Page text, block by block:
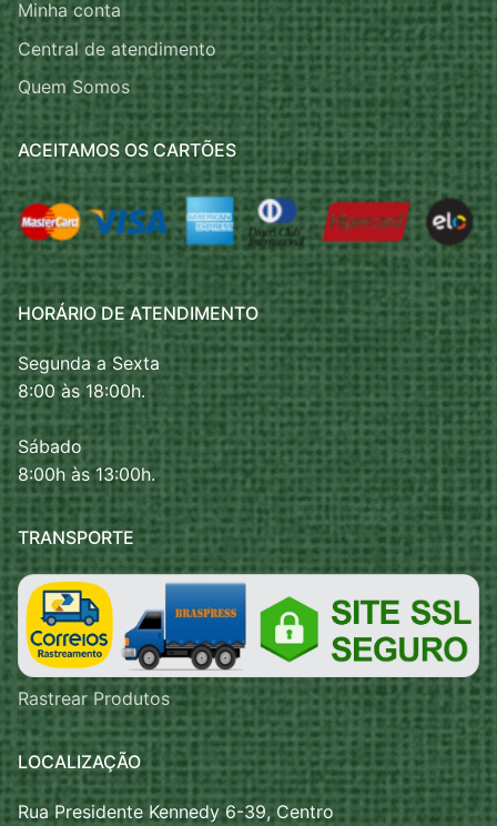
Minha conta
Central de atendimento
Quem Somos
ACEITAMOS OS CARTÕES
HORÁRIO DE ATENDIMENTO
Segunda a Sexta
8:00 às 18:00h.
Sábado
8:00h às 13:00h.
TRANSPORTE
Rastrear Produtos
LOCALIZAÇÃO
Rua Presidente Kennedy 6-39, Centro